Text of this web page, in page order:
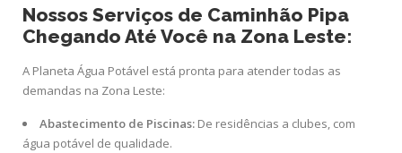
Nossos Serviços de Caminhão Pipa
Chegando Até Você na Zona Leste:
A Planeta Água Potável está pronta para atender todas as
demandas na Zona Leste:
Abastecimento de Piscinas: De residências a clubes, com
água potável de qualidade.